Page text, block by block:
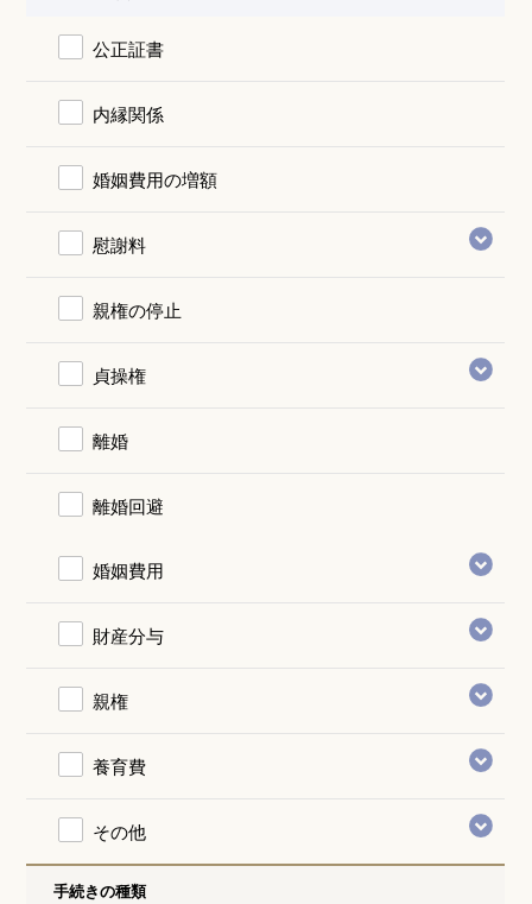
公正証書
内縁関係
婚姻費用の増額
慰謝料
親権の停止
貞操権
離婚
離婚回避
婚姻費用
財産分与
親権
養育費
その他
手続きの種類